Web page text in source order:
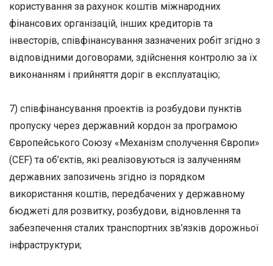
користування за рахунок коштів міжнародних
фінансових організацій, інших кредиторів та
інвесторів, співфінансування зазначених робіт згідно з
відповідними договорами, здійснення контролю за їх
виконанням і прийняття доріг в експлуатацію;
7) співфінансування проектів із розбудови пунктів
пропуску через державний кордон за програмою
Європейського Союзу «Механізм сполучення Європи»
(CEF) та об’єктів, які реалізовуються із залученням
державних запозичень згідно із порядком
використання коштів, передбачених у державному
бюджеті для розвитку, розбудови, відновлення та
забезпечення сталих транспортних зв’язків дорожньої
інфраструктури;